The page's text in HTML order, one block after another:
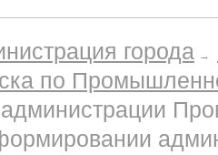
города
по